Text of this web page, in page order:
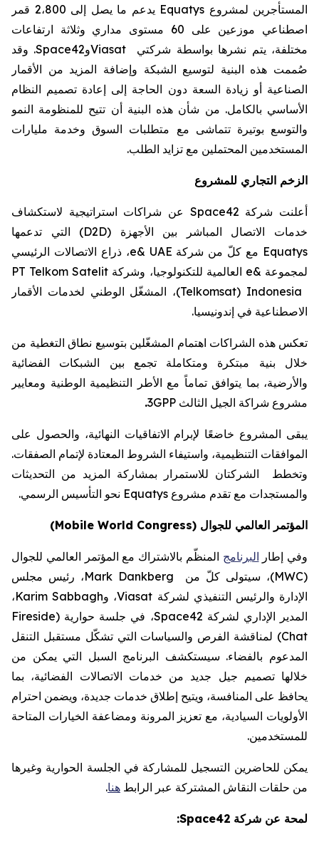
المستأجرين لمشروع Equatys يدعم
ما يصل إلى 2،800 قمر
اصطناعي موزعين على 60 مستوى مداري وثلاثة ارتفاعات
مختلفة، يتم نشرها بواسطة شركتي
ViasatوSpace42
. وقد
صُممت هذه البنية لتوسيع الشبكة وإضافة المزيد من الأقمار
الصناعية أو زيادة السعة دون الحاجة إلى إعادة تصميم النظام
الأساسي بالكامل. من شأن هذه البنية أن تتيح للمنظومة النمو
والتوسع بوتيرة تتماشى مع متطلبات السوق وخدمة مليارات
المستخدمين المحتملين مع تزايد الطلب.
الزخم التجاري للمشروع
أعلنت شركة Space42 عن شراكات استراتيجية لاستكشاف
خدمات الاتصال المباشر بين الأجهزة (D2D) التي تدعمها
Equatys مع كلّ من شركة e& UAE، ذراع الاتصالات الرئيسي
لمجموعة e& العالمية للتكنولوجيا، وشركة PT Telkom Satelit
Indonesia
(
Telkomsat
)، المشغّل الوطني لخدمات الأقمار
الاصطناعية في إندونيسيا.
تعكس هذه الشراكات اهتمام المشغّلين بتوسيع نطاق التغطية من
خلال بنية مبتكرة ومتكاملة تجمع بين الشبكات الفضائية
والأرضية، بما يتوافق تماماً مع الأطر التنظيمية الوطنية ومعايير
مشروع شراكة الجيل الثالث 3GPP
.
يبقى المشروع خاضعًا لإبرام الاتفاقيات النهائية، والحصول على
الموافقات التنظيمية، واستيفاء الشروط المعتادة لإتمام الصفقات.
وتخطط الشركتان للاستمرار بمشاركة المزيد من التحديثات
والمستجدات مع تقدم مشروع Equatys نحو التأسيس الرسمي.
المؤتمر العالمي للجوال (Mobile World Congress
)
وفي إطار البرنامج المنظّم بالاشتراك مع المؤتمر العالمي للجوال
(
MWC)، سيتولى كلّ من Mark Dankberg، رئيس مجلس
الإدارة والرئيس التنفيذي لشركة Viasat، وKarim Sabbagh،
المدير الإداري لشركة Space42، في جلسة حوارية (Fireside
Chat) لمناقشة الفرص والسياسات التي تشكّل مستقبل التنقل
المدعوم بالفضاء. سيستكشف البرنامج السبل التي يمكن من
خلالها تصميم جيل جديد من خدمات الاتصالات الفضائية، بما
يحافظ على المنافسة، ويتيح إطلاق خدمات جديدة، ويضمن احترام
الأولويات السيادية، مع تعزيز المرونة ومضاعفة الخيارات المتاحة
للمستخدمين.
يمكن للحاضرين التسجيل للمشاركة في الجلسة الحوارية وغيرها
من حلقات النقاش المشتركة عبر الرابط هنا.
لمحة عن شركة Space42
: